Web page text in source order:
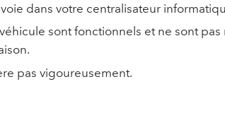
dans votre centralisateur
sont fonctionnels et ne sont
pas vigoureusement.